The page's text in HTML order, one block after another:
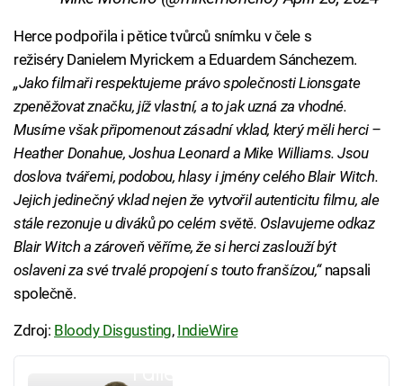
Herce podpořila i pětice tvůrců snímku v čele s
režiséry Danielem Myrickem a Eduardem Sánchezem.
„Jako filmaři respektujeme právo společnosti Lionsgate
zpeněžovat značku, jíž vlastní, a to jak uzná za vhodné.
Musíme však připomenout zásadní vklad, který měli herci –
Heather Donahue, Joshua Leonard a Mike Williams. Jsou
doslova tvářemi, podobou, hlasy i jmény celého Blair Witch.
Jejich jedinečný vklad nejen že vytvořil autenticitu filmu, ale
stále rezonuje u diváků po celém světě. Oslavujeme odkaz
Blair Witch a zároveň věříme, že si herci zaslouží být
oslaveni za své trvalé propojení s touto franšízou,“napsali
společně.
Zdroj: Bloody Disgusting, IndieWire